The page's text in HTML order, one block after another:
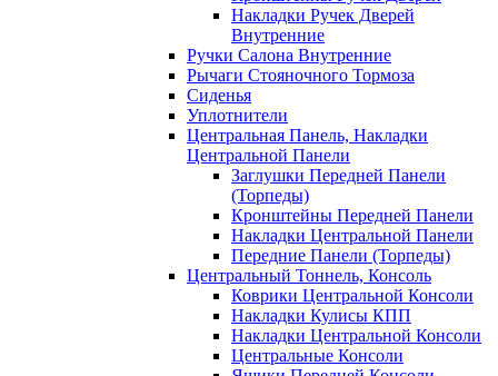
Накладки Ручек Дверей
Внутренние
Ручки Салона Внутренние
Рычаги Стояночного Тормоза
Сиденья
Уплотнители
Центральная Панель, Накладки
Центральной Панели
Заглушки Передней Панели
(Торпеды)
Кронштейны Передней Панели
Накладки Центральной Панели
Передние Панели (Торпеды)
Центральный Тоннель, Консоль
Коврики Центральной Консоли
Накладки Кулисы КПП
Накладки Центральной Консоли
Центральные Консоли